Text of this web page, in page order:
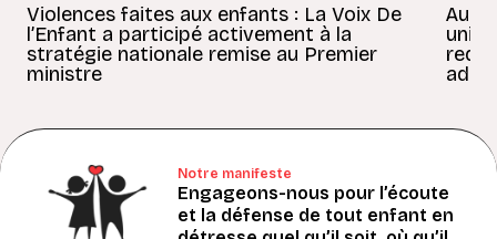
Violences faites aux enfants : La Voix De
l’Enfant a participé activement à la
stratégie nationale remise au Premier
ministre
Au
Notre manifeste
Engageons-nous pour l’écoute
et la défense de tout enfant en